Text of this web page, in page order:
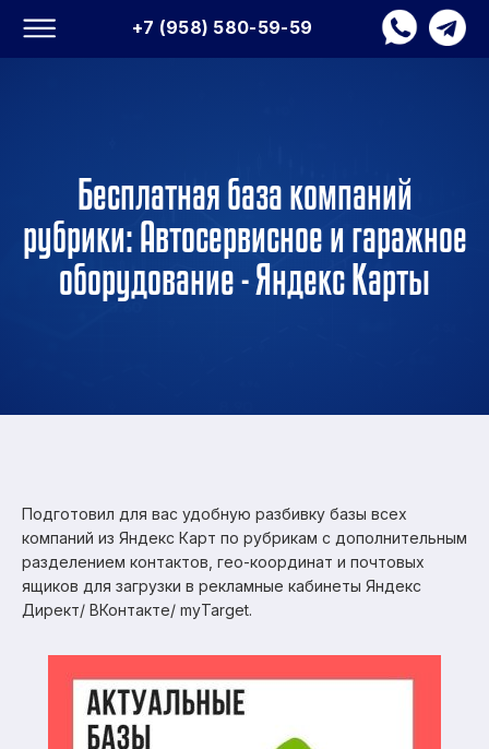
+7 (958) 580-59-59
Бесплатная база компаний
рубрики: Автосервисное и гаражное
оборудование - Яндекс Карты
Подготовил для вас удобную разбивку базы всех
компаний из Яндекс Карт по рубрикам с дополнительным
разделением контактов, гео-координат и почтовых
ящиков для загрузки в рекламные кабинеты Яндекс
Директ/ ВКонтакте/ myTarget.